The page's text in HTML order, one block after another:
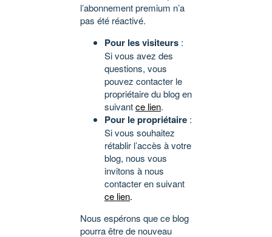
l’abonnement premium n’a
pas été réactivé.
Pour les visiteurs :
Si vous avez des
questions, vous
pouvez contacter le
propriétaire du blog en
suivantce lien.
Pour le propriétaire :
Si vous souhaitez
rétablir l’accès à votre
blog, nous vous
invitons à nous
contacter en suivant
ce lien.
Nous espérons que ce blog
pourra être de nouveau